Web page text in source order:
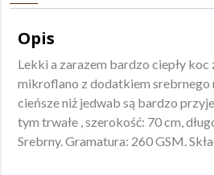
Opis
Lekki a zarazem bardzo ciepły
mikroflano z dodatkiem srebrnego
cieńsze niż jedwab są bardzo
tym trwałe , szerokość: 70 cm,
Srebrny. Gramatura: 260 GSM.